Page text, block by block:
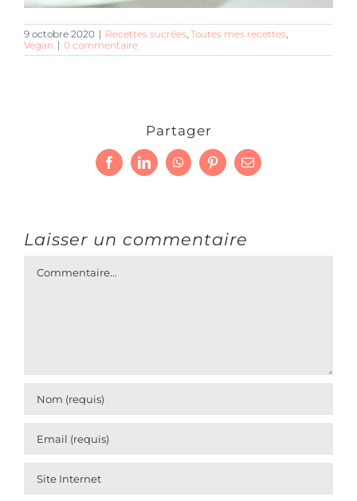
9 octobre 2020 | Recettes sucrées Toutes mes recettes
Vegan | 0 commentaire
Partager
FacebookLinkedInWhatsAppPinterestEmail
Laisser un commentaire